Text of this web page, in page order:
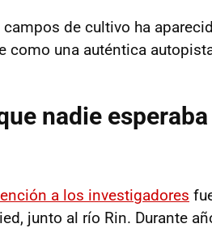
de cultivo ha
como una auténtica
nadie
a los investigadores
junto al río Rin. Durante